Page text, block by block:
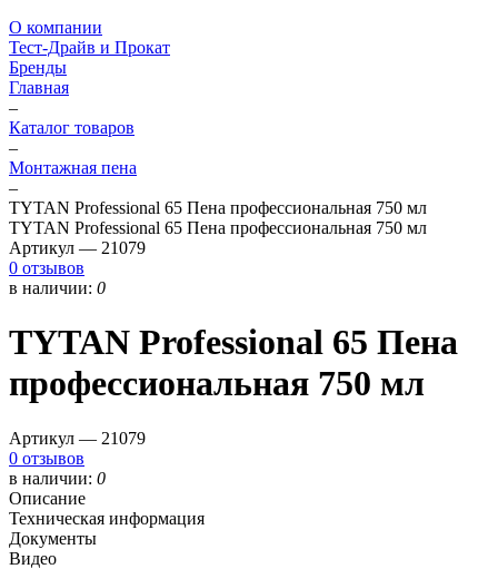
О компании
Тест-Драйв и Прокат
Бренды
Главная
–
Каталог товаров
–
Монтажная пена
–
TYTAN Professional 65 Пена профессиональная 750 мл
TYTAN Professional 65 Пена профессиональная 750 мл
Артикул — 21079
0 отзывов
в наличии: 0
TYTAN Professional 65 Пена
профессиональная 750 мл
Артикул — 21079
0 отзывов
в наличии: 0
Описание
Техническая информация
Документы
Видео